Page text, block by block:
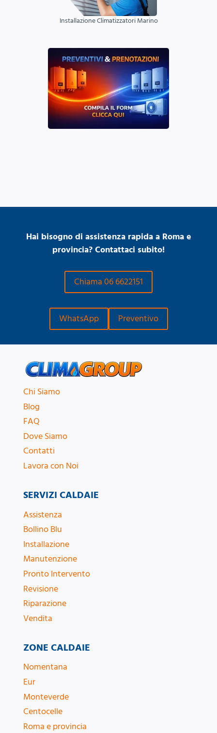
Installazione Climatizzatori Marino
Hai bisogno di assistenza rapida a Roma e
provincia? Contattaci subito!
Chiama 06 6622151
WhatsApp Preventivo
Chi Siamo
Blog
FAQ
Dove Siamo
Contatti
Lavora con Noi
SERVIZI CALDAIE
Assistenza
Bollino Blu
Installazione
Manutenzione
Pronto Intervento
Revisione
Riparazione
Vendita
ZONE CALDAIE
Nomentana
Eur
Monteverde
Centocelle
Roma e provincia